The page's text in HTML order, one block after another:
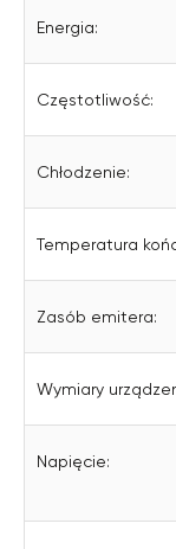
Energia:
Częstotliwość:
Chłodzenie:
Temperatura
Zasób emitera:
Wymiary
Napięcie:
OPINIE